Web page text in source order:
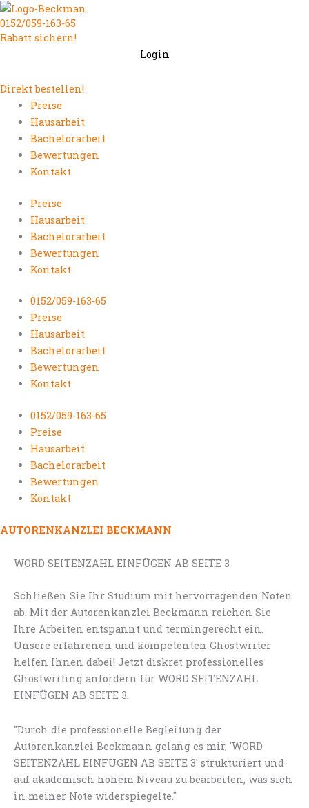
Zum
Inhalt
springen
0152/059-163-65
Rabatt sichern!
Login
Direkt bestellen!
Preise
Hausarbeit
Bachelorarbeit
Bewertungen
Kontakt
Preise
Hausarbeit
Bachelorarbeit
Bewertungen
Kontakt
0152/059-163-65
Preise
Hausarbeit
Bachelorarbeit
Bewertungen
Kontakt
0152/059-163-65
Preise
Hausarbeit
Bachelorarbeit
Bewertungen
Kontakt
AUTORENKANZLEI BECKMANN
WORD SEITENZAHL EINFÜGEN AB SEITE 3
Schließen Sie Ihr Studium mit hervorragenden Noten
ab. Mit der Autorenkanzlei Beckmann reichen Sie
Ihre Arbeiten entspannt und termingerecht ein.
Unsere erfahrenen und kompetenten Ghostwriter
helfen Ihnen dabei! Jetzt diskret professionelles
Ghostwriting anfordern für WORD SEITENZAHL
EINFÜGEN AB SEITE 3.
"Durch die professionelle Begleitung der
Autorenkanzlei Beckmann gelang es mir, 'WORD
SEITENZAHL EINFÜGEN AB SEITE 3' strukturiert und
auf akademisch hohem Niveau zu bearbeiten, was sich
in meiner Note widerspiegelte."